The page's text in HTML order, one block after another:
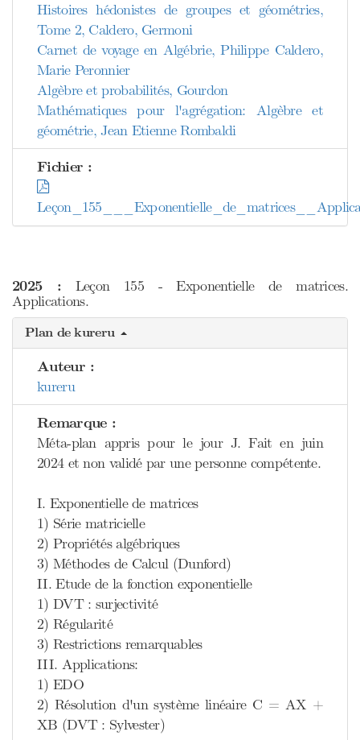
Histoires hédonistes de groupes et géométries,
Tome 2, Caldero, Germoni
Carnet de voyage en Algébrie, Philippe Caldero,
Marie Peronnier
Algèbre et probabilités, Gourdon
Mathématiques pour l'agrégation: Algèbre et
géométrie, Jean Etienne Rombaldi
Fichier :
2025 : Leçon 155 - Exponentielle de matrices.
Applications.
Plan de kureru
Auteur :
kureru
Remarque :
Méta-plan appris pour le jour J. Fait en juin
2024 et non validé par une personne compétente.
I. Exponentielle de matrices
1) Série matricielle
2) Propriétés algébriques
3) Méthodes de Calcul (Dunford)
II. Etude de la fonction exponentielle
1) DVT : surjectivité
2) Régularité
3) Restrictions remarquables
III. Applications:
1) EDO
2) Résolution d'un système linéaire C = AX +
XB (DVT : Sylvester)